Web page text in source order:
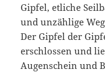
Gipfel, etliche
und unzählige
Der Gipfel der
erschlossen und
Augenschein und